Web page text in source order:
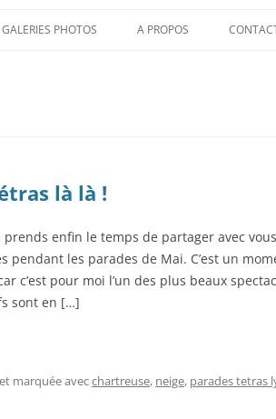
GALERIES PHOTOS A PROPOS
là là !
enfin le temps de partager avec
les parades de Mai. C’est un
c’est pour moi l’un des plus beaux
sont en […]
marquée avecchartreuse, neige, parades tetras